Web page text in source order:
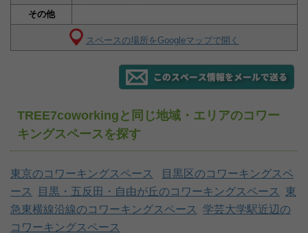
その他
スペースの場所をGoogleマップで開く
TREE7coworkingと同じ地域・エリアのコワー
キングスペースを探す
東京のコワーキングスペース
目黒区のコワーキングスペ
ース
目黒・五反田・自由が丘のコワーキングスペース
東
急東横線沿線のコワーキングスペース
学芸大学駅近辺の
コワーキングスペース